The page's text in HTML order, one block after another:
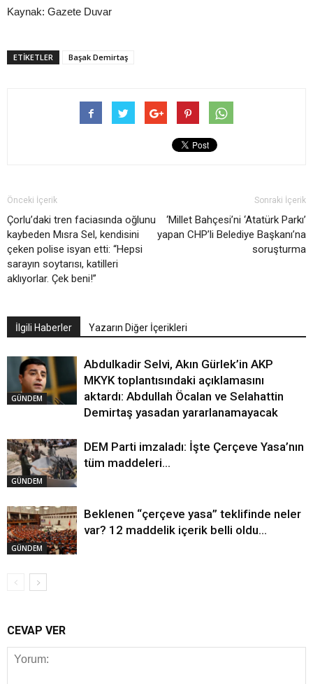
Kaynak: Gazete Duvar
ETIKETLER Başak Demirtaş
Önceki İçerik
Çorlu’daki tren faciasında oğlunu
kaybeden Mısra Sel, kendisini
çeken polise isyan etti: “Hepsi
sarayın soytarısı, katilleri
aklıyorlar. Çek beni!”
Sonraki İçerik
‘Millet Bahçesi’ni ‘Atatürk Parkı’
yapan CHP’li Belediye Başkanı’na
soruşturma
İlgili Haberler Yazarın Diğer İçerikleri
GÜNDEM
Abdulkadir Selvi, Akın Gürlek’in AKP
MKYK toplantısındaki açıklamasını
aktardı: Abdullah Öcalan ve Selahattin
Demirtaş yasadan yararlanamayacak
GÜNDEM
DEM Parti imzaladı: İşte Çerçeve Yasa’nın
tüm maddeleri…
GÜNDEM
Beklenen “çerçeve yasa” teklifinde neler
var? 12 maddelik içerik belli oldu…
CEVAP VER